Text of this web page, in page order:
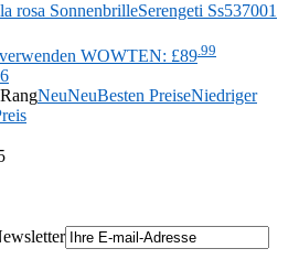
Serengeti Ss537001
WOWTEN: £89 .99
RangNeuNeuBesten PreiseNiedriger